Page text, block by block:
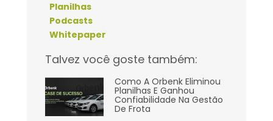
Planilhas
Podcasts
Whitepaper
Talvez você goste também:
Como A Orbenk Eliminou
Planilhas E Ganhou
Confiabilidade Na Gestão
De Frota